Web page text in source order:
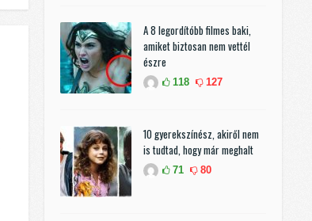
A 8 legordítóbb filmes baki,
amiket biztosan nem vettél
észre
118 127
10 gyerekszínész, akiről nem
is tudtad, hogy már meghalt
71 80